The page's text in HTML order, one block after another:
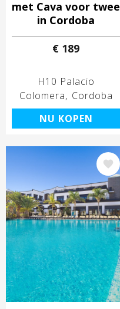
met Cava voor twee
in Cordoba
€ 189
H10 Palacio
Colomera
Cordoba
NU KOPEN
Afbeelding